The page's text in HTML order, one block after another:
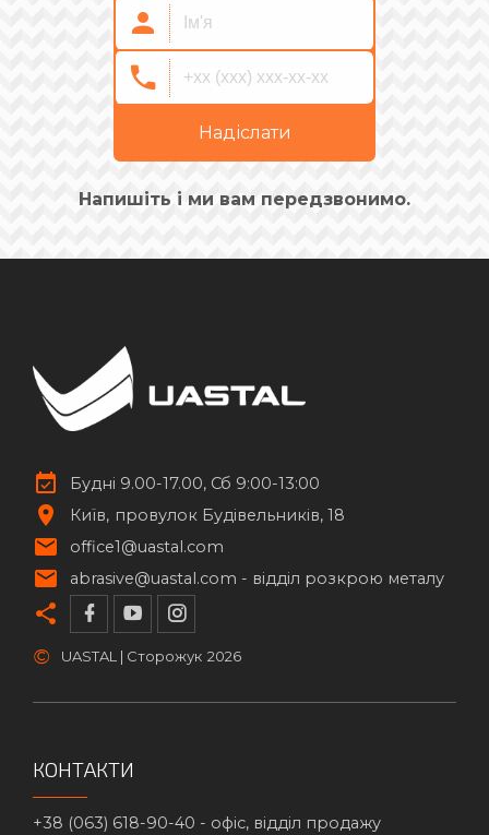
Надіслати
Напишіть і ми вам передзвонимо.
Будні 9.00-17.00, Сб 9:00-13:00
Київ
провулок Будівельників, 18
office1@uastal.com
abrasive@uastal.com - відділ розкрою металу
© UASTAL | Сторожук 2026
КОНТАКТИ
+38 (063) 618-90-40 - офіс, відділ продажу